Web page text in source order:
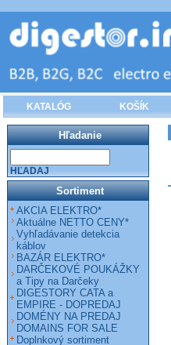
KATALÓG KOŠÍK
Hľadanie
HĽADAJ
Sortiment
AKCIA ELEKTRO*
Aktuálne NETTO CENY*
Vyhľadávanie detekcia
káblov
BAZÁR ELEKTRO*
DARČEKOVÉ POUKÁŽKY
a Tipy na Darčeky
DIGESTORY CATA a
EMPIRE - DOPREDAJ
DOMÉNY NA PREDAJ
DOMAINS FOR SALE
Doplnkový sortiment